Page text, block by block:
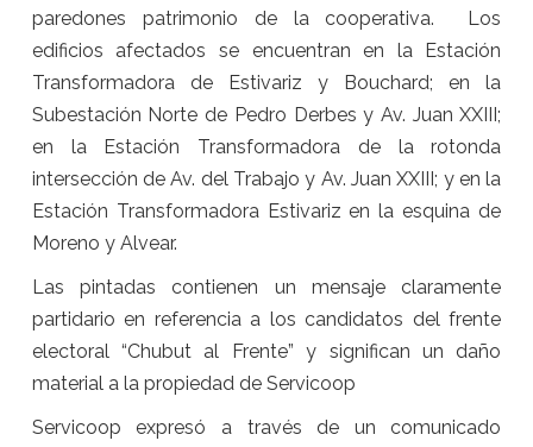
paredones patrimonio de la cooperativa. Los
edificios afectados se encuentran en la Estación
Transformadora de Estivariz y Bouchard; en la
Subestación Norte de Pedro Derbes y Av. Juan XXIII;
en la Estación Transformadora de la rotonda
intersección de Av. del Trabajo y Av. Juan XXIII; y en la
Estación Transformadora Estivariz en la esquina de
Moreno y Alvear.
Las pintadas contienen un mensaje claramente
partidario en referencia a los candidatos del frente
electoral “Chubut al Frente” y significan un daño
material a la propiedad de Servicoop
Servicoop expresó a través de un comunicado